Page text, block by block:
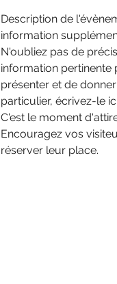
Description de
information
N'oubliez pas de
information pertinente
présenter et de
particulier, écrivez-le
C'est le moment
Encouragez vos
réserver leur place.